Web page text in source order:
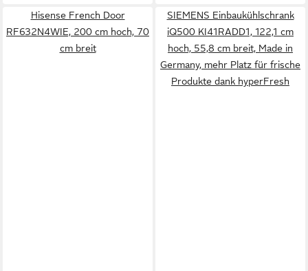
Hisense French Door
RF632N4WIE, 200 cm hoch, 70
cm breit
SIEMENS Einbaukühlschrank
iQ500 KI41RADD1, 122,1 cm
hoch, 55,8 cm breit, Made in
Germany, mehr Platz für frische
Produkte dank hyperFresh